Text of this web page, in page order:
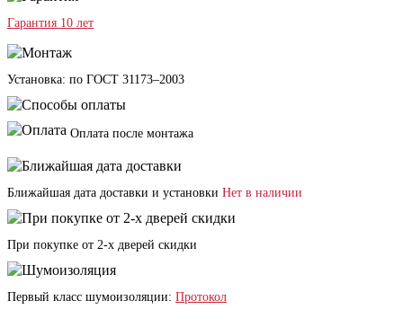
Гарантия 10 лет
Установка: по ГОСТ 31173–2003
Оплата после монтажа
Ближайшая дата доставки и установки Нет в наличии
При покупке от 2-х дверей скидки
Первый класс шумоизоляции: Протокол